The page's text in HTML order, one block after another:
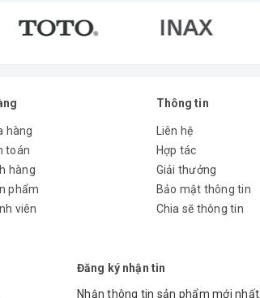
hàng
toán
hàng
phẩm
viên
Thông tin
Liên hệ
Hợp tác
Giải thưởng
Bảo mật thông tin
Chia sẽ thông tin
Đăng ký nhận tin
Nhận thông tin sản phẩm mới